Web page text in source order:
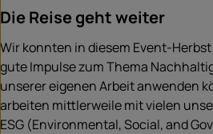
Die Reise geht weiter
Wir konnten in diesem Event-
gute Impulse zum Thema
unserer eigenen Arbeit anwenden
arbeiten mittlerweile mit vielen
ESG (Environmental, Social, and